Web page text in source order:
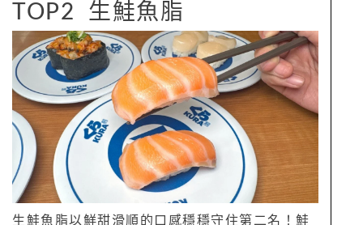
TOP2 生鮭魚脂
生鮭魚脂以鮮甜滑順的口感穩穩守住第二名！鮭